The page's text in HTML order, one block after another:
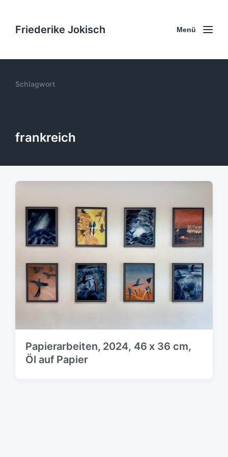
Friederike Jokisch Menü
Schlagwort
frankreich
Papierarbeiten, 2024, 46 x 36 cm,
Öl auf Papier